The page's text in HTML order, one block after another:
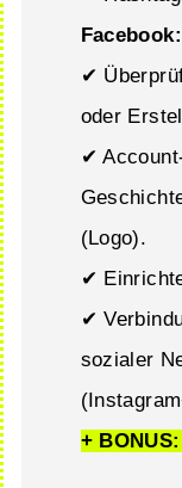
Facebook:
✔
oder
✔
(Logo).
✔
✔
sozialer
+